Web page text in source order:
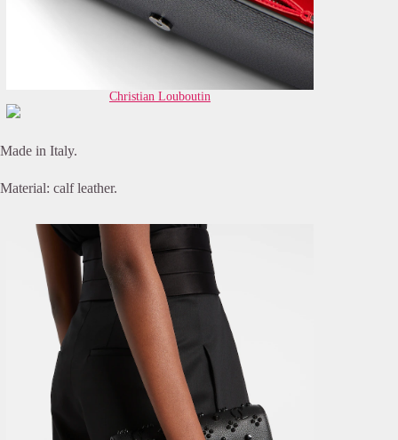
Christian Louboutin
Made in Italy.
Material: calf leather.